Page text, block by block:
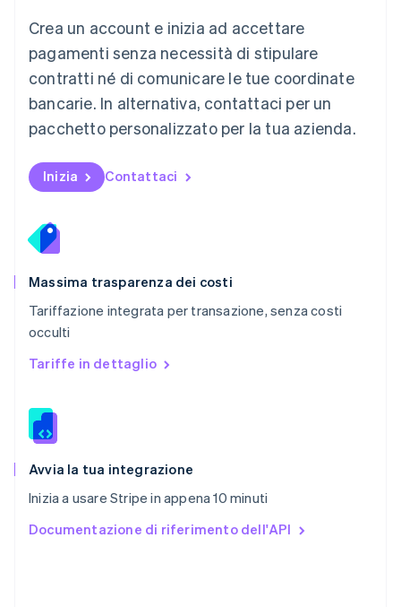
Crea un account e inizia ad accettare
pagamenti senza necessità di stipulare
contratti né di comunicare le tue coordinate
bancarie. In alternativa, contattaci per un
pacchetto personalizzato per la tua azienda.
Inizia Contattaci
Massima trasparenza dei costi
Tariffazione integrata per transazione, senza costi
occulti
Tariffe in dettaglio
Avvia la tua integrazione
Inizia a usare Stripe in appena 10 minuti
Documentazione di riferimento dell'API
EspañolEnglish
Norvegia
English
Nuova Zelanda
English
NederlandsEnglish
English
Portogallo
RAS di Hong Kong, Cina
English
English
English
Romania
English
Slovacchia
Slovenia
English Italiano
EspañolEnglish
English Español 简体中文